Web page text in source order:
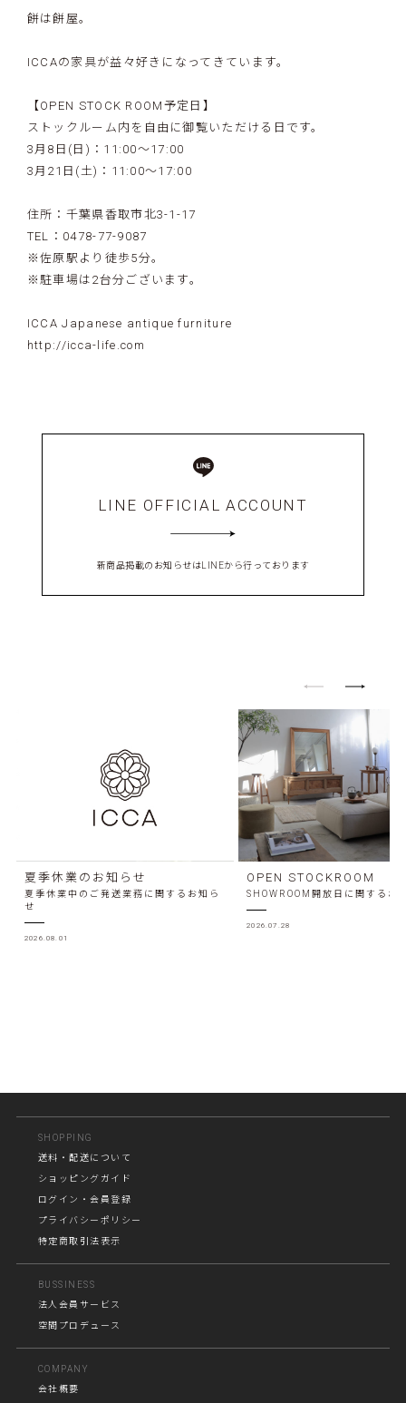
餅は餅屋。
ICCAの家具が益々好きになってきています。
【OPEN STOCK ROOM予定日】
ストックルーム内を自由に御覧いただける日です。
3月8日(日)：11:00〜17:00
3月21日(土)：11:00〜17:00
住所：千葉県香取市北3-1-17
TEL：0478-77-9087
※佐原駅より徒歩5分。
※駐車場は2台分ございます。
ICCA Japanese antique furniture
http://icca-life.com
LINE OFFICIAL ACCOUNT
新商品掲載のお知らせはLINEから行っております
夏季休業のお知らせ
夏季休業中のご発送業務に関するお知ら
せ
2026.08.01
OPEN STOCKROOM
SHOWROOM開放日に関するお
2026.07.28
SHOPPING
送料・配送について
ショッピングガイド
ログイン・会員登録
プライバシーポリシー
特定商取引法表示
BUSSINESS
法人会員サービス
空間プロデュース
COMPANY
会社概要